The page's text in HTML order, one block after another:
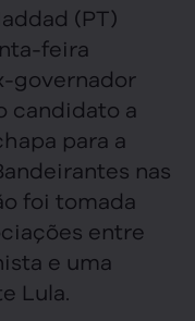
(PT)
feira
governador
candidato a
para a
nas
foi tomada
entre
e uma
Lula.